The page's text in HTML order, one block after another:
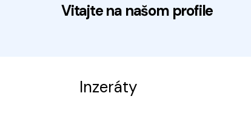
Vitajte na našom profile
Inzeráty